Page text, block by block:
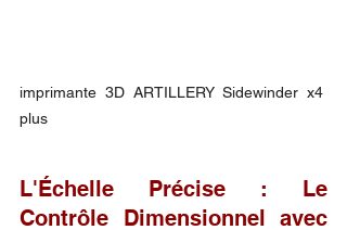
imprimante 3D ARTILLERY Sidewinder x4
plus
L'Échelle Précise : Le